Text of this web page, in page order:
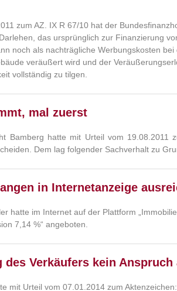
zum AZ. IX R 67/10 hat der
das ursprünglich zur Finanzierung
noch als nachträgliche Werbungskosten
veräußert wird und der
vollständig zu tilgen.
mal zuerst
Bamberg hatte mit Urteil vom 19.08.2011
Dem lag folgender Sachverhalt zu
in Internetanzeige
hatte im Internet auf der Plattform
7,14 %“ angeboten.
des Verkäufers kein
mit Urteil vom 07.01.2014 zum